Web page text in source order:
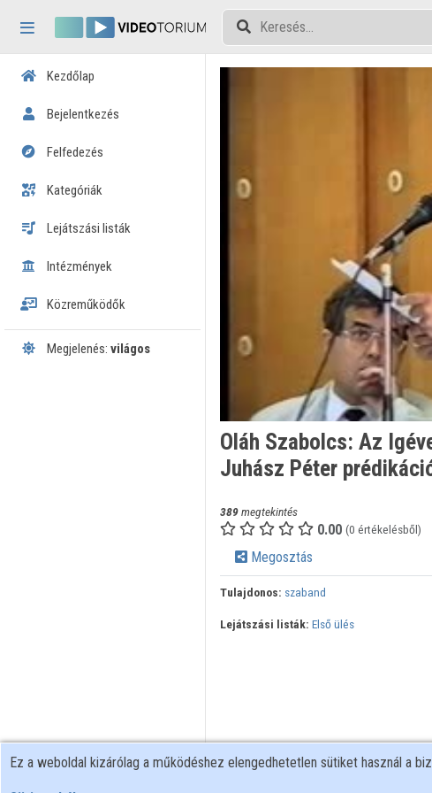
Tartalom kihagyása
Kezdőlap
Bejelentkezés
Felfedezés
Kategóriák
Lejátszási listák
Intézmények
Közreműködők
Megjelenés: világos
Oláh Szabolcs: Az
Juhász Péter
389megtekintés
0.00 (0 értékelésből)
Megosztás
Tulajdonos: szaband
Lejátszási listák: Első ülés
Ez a weboldal kizárólag a működéshez elengedhetetlen sütiket használ a